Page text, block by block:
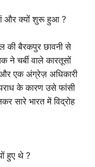
और क्यों शुरू हुआ ?
की बैरकपुर छावनी से
चर्बी वाले कारतूसों
और एक अंग्रेज़ अधिकारी
के कारण उसे फांसी
सारे भारत में विद्रोह
हुए थे ?